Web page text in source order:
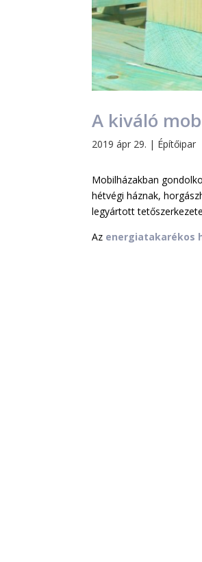
A kiváló
2019 ápr 29. | Építőipar
Mobilházakban
hétvégi háznak,
legyártott
Az energiatakarékos